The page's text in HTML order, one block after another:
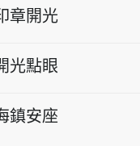
章開光
光點眼
鎮安座